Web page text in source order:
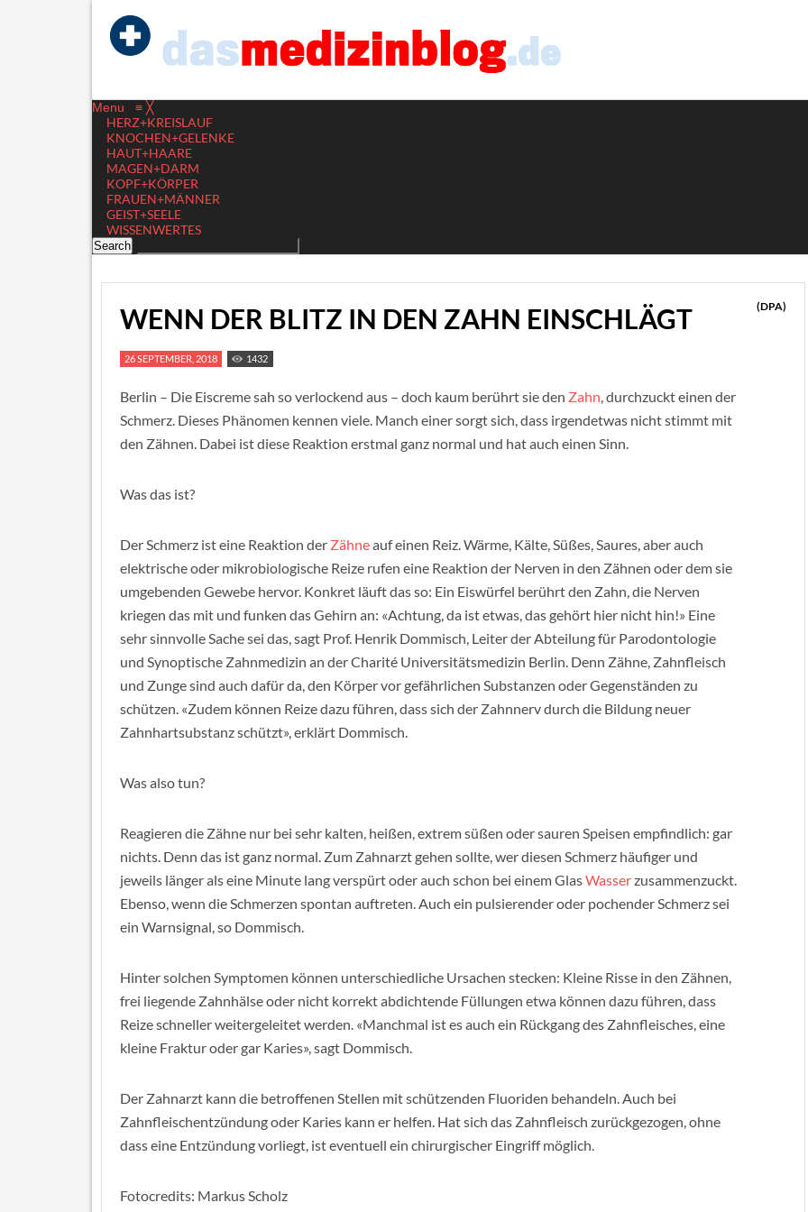
Menu ≡ ╳
HERZ+KREISLAUF
KNOCHEN+GELENKE
HAUT+HAARE
MAGEN+DARM
KOPF+KÖRPER
FRAUEN+MÄNNER
GEIST+SEELE
WISSENWERTES
WENN DER BLITZ IN DEN ZAHN EINSCHLÄGT (DPA)
26 SEPTEMBER, 2018 1432
Berlin – Die Eiscreme sah so verlockend aus – doch kaum berührt sie den Zahn, durchzuckt einen der
Schmerz. Dieses Phänomen kennen viele. Manch einer sorgt sich, dass irgendetwas nicht stimmt mit
den Zähnen. Dabei ist diese Reaktion erstmal ganz normal und hat auch einen Sinn.
Was das ist?
Der Schmerz ist eine Reaktion der Zähneauf einen Reiz. Wärme, Kälte, Süßes, Saures, aber auch
elektrische oder mikrobiologische Reize rufen eine Reaktion der Nerven in den Zähnen oder dem sie
umgebenden Gewebe hervor. Konkret läuft das so: Ein Eiswürfel berührt den Zahn, die Nerven
kriegen das mit und funken das Gehirn an: «Achtung, da ist etwas, das gehört hier nicht hin!» Eine
sehr sinnvolle Sache sei das, sagt Prof. Henrik Dommisch, Leiter der Abteilung für Parodontologie
und Synoptische Zahnmedizin an der Charité Universitätsmedizin Berlin. Denn Zähne, Zahnfleisch
und Zunge sind auch dafür da, den Körper vor gefährlichen Substanzen oder Gegenständen zu
schützen. «Zudem können Reize dazu führen, dass sich der Zahnnerv durch die Bildung neuer
Zahnhartsubstanz schützt», erklärt Dommisch.
Was also tun?
Reagieren die Zähne nur bei sehr kalten, heißen, extrem süßen oder sauren Speisen empfindlich: gar
nichts. Denn das ist ganz normal. Zum Zahnarzt gehen sollte, wer diesen Schmerz häufiger und
jeweils länger als eine Minute lang verspürt oder auch schon bei einem GlasWasserzusammenzuckt.
Ebenso, wenn die Schmerzen spontan auftreten. Auch ein pulsierender oder pochender Schmerz sei
ein Warnsignal, so Dommisch.
Hinter solchen Symptomen können unterschiedliche Ursachen stecken: Kleine Risse in den Zähnen,
frei liegende Zahnhälse oder nicht korrekt abdichtende Füllungen etwa können dazu führen, dass
Reize schneller weitergeleitet werden. «Manchmal ist es auch ein Rückgang des Zahnfleisches, eine
kleine Fraktur oder gar Karies», sagt Dommisch.
Der Zahnarzt kann die betroffenen Stellen mit schützenden Fluoriden behandeln. Auch bei
Zahnfleischentzündung oder Karies kann er helfen. Hat sich das Zahnfleisch zurückgezogen, ohne
dass eine Entzündung vorliegt, ist eventuell ein chirurgischer Eingriff möglich.
Fotocredits: Markus Scholz